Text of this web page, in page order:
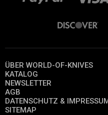
ÜBER WORLD-OF-KNIVES
KATALOG
NEWSLETTER
AGB
DATENSCHUTZ &
SITEMAP